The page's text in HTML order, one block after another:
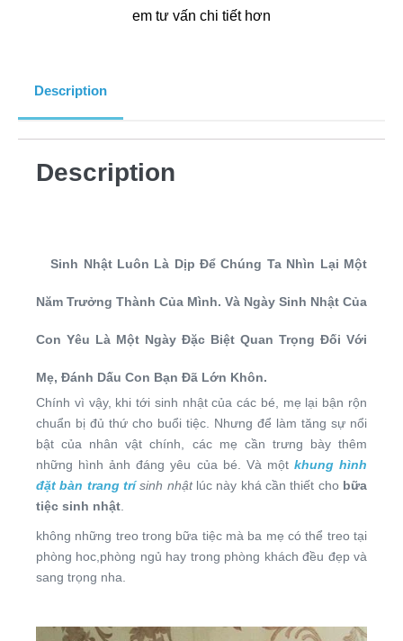
em tư vấn chi tiết hơn
Description
Description
Sinh Nhật Luôn Là Dịp Để Chúng Ta Nhìn Lại Một
Năm Trưởng Thành Của Mình. Và Ngày Sinh Nhật Của
Con Yêu Là Một Ngày Đặc Biệt Quan Trọng Đối Với
Mẹ, Đánh Dấu Con Bạn Đã Lớn Khôn.
Chính vì vậy, khi tới sinh nhật của các bé, mẹ lại bận rộn
chuẩn bị đủ thứ cho buổi tiệc. Nhưng để làm tăng sự nổi
bật của nhân vật chính, các mẹ cần trưng bày thêm
những hình ảnh đáng yêu của bé. Và một khung hình
đặt bàn trang trí sinh nhậtlúc này khá cần thiết cho bữa
tiệc sinh nhật
không những treo trong bữa tiệc mà ba mẹ có thể treo tại
phòng hoc,phòng ngủ hay trong phòng khách đều đẹp và
sang trọng nha.